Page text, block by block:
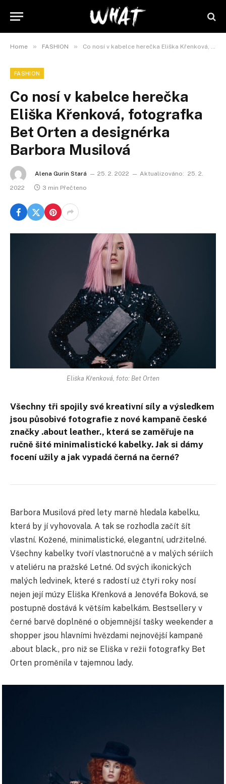
Home » FASHION » Co nosí v kabelce herečka Eliška Křenková, fotografka Bet Orten a designérka Barbora Musilová
FASHION
Co nosí v kabelce herečka
Eliška Křenková, fotografka
Bet Orten a designérka
Barbora Musilová
Alena Gurin Stará 25. 2. 2022 Aktualizováno: 25. 2.
2022
3 min Přečteno
Eliška Křenková, foto: Bet Orten
Všechny tři spojily své kreativní síly a výsledkem
jsou působivé fotografie z nové kampaně české
značky .about leather., která se zaměřuje na
ručně šité minimalistické kabelky. Jak si dámy
focení užily a jak vypadá černá na černé?
Barbora Musilová před lety marně hledala kabelku,
která by jí vyhovovala. A tak se rozhodla začít šít
vlastní. Kožené, minimalistické, elegantní, udržitelné.
Všechny kabelky tvoří vlastnoručně a v malých sériích
v ateliéru na pražské Letné. Od svých ikonických
malých ledvinek, které s radostí už čtyři roky nosí
nejen její múzy Eliška Křenková a Jenovéfa Boková, se
postupně dostává k větším kabelkám. Bestsellery v
černé barvě doplněné o objemnější tašky weekender a
shopper jsou hlavními hvězdami nejnovější kampaně
.about black., pro niž se Eliška v režii fotografky Bet
Orten proměnila v tajemnou lady.